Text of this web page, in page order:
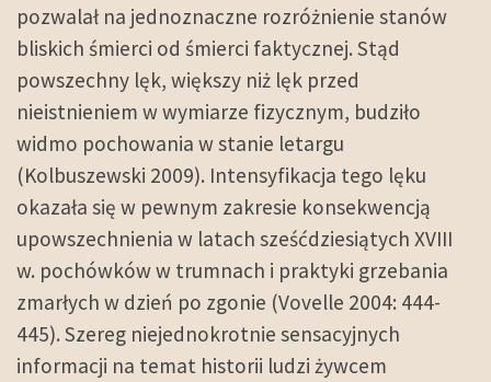
pozwalał na jednoznaczne rozróżnienie stanów
bliskich śmierci od śmierci faktycznej. Stąd
powszechny lęk, większy niż lęk przed
nieistnieniem w wymiarze fizycznym, budziło
widmo pochowania w stanie letargu
(Kolbuszewski 2009). Intensyfikacja tego lęku
okazała się w pewnym zakresie konsekwencją
upowszechnienia w latach sześćdziesiątych XVIII
w. pochówków w trumnach i praktyki grzebania
zmarłych w dzień po zgonie (Vovelle 2004: 444-
445). Szereg niejednokrotnie sensacyjnych
informacji na temat historii ludzi żywcem